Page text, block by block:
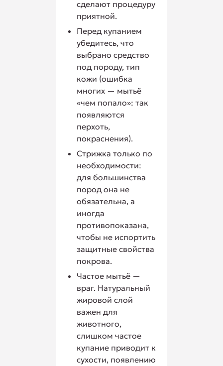
сделают процедуру
приятной.
Перед купанием
убедитесь, что
выбрано средство
под породу, тип
кожи (ошибка
многих — мытьё
«чем попало»: так
появляются
перхоть,
покраснения).
Стрижка только по
необходимости:
для большинства
пород она не
обязательна, а
иногда
противопоказана,
чтобы не испортить
защитные свойства
покрова.
Частое мытьё —
враг. Натуральный
жировой слой
важен для
животного,
слишком частое
купание приводит к
сухости, появлению